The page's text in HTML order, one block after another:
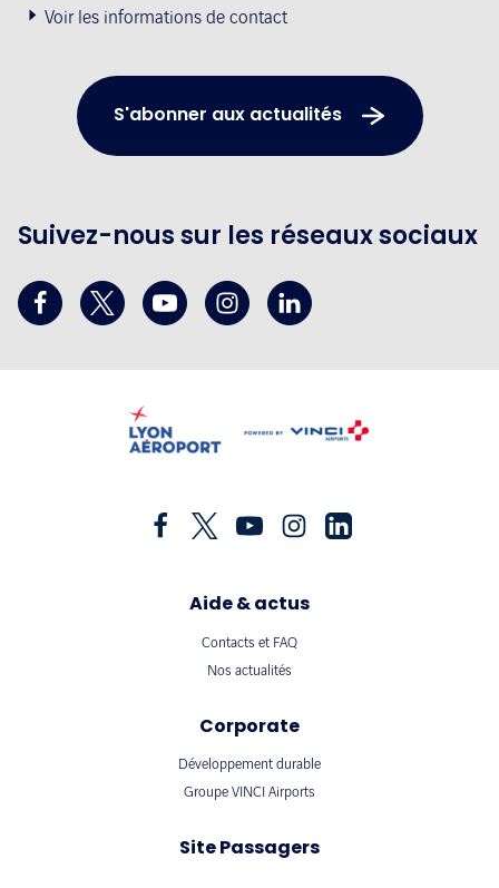
Voir les informations de contact
S'abonner aux actualités
Suivez-nous sur les réseaux sociaux
Aide & actus
Contacts et FAQ
Nos actualités
Corporate
Développement durable
Groupe VINCI Airports
Site Passagers